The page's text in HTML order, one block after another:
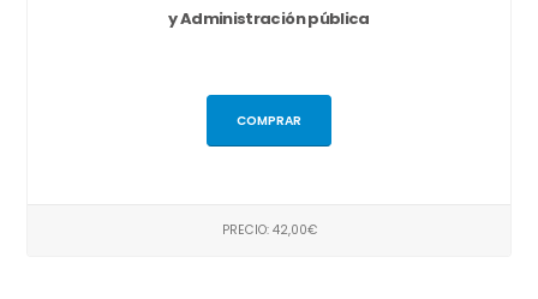
y Administración pública
COMPRAR
PRECIO: 42,00€